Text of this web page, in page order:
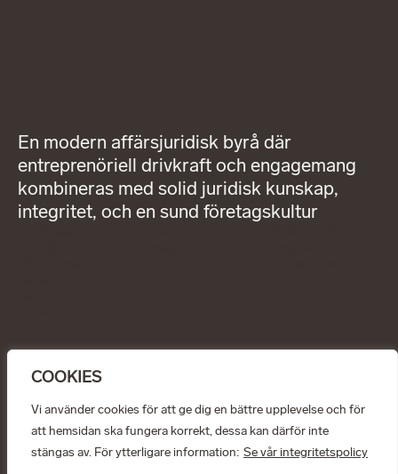
COOKIES
Vi använder cookies för att ge dig en bättre upplevelse och för
att hemsidan ska fungera korrekt, dessa kan därför inte
stängas av. För ytterligare information: Se vår integritetspolicy
En modern affärsjuridisk byrå där
entreprenöriell drivkraft och engagemang
kombineras med solid juridisk kunskap,
integritet, och en sund företagskultur
info@wiggepartners.se
+46 (0)722 11 65 15
SE–111 45 Stockholm